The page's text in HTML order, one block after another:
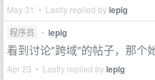
May 31 • Lastly replied bylepig
程序员 • lepig
看到讨论"跨域"的帖子，那个
Apr 23 • Lastly replied bylepig